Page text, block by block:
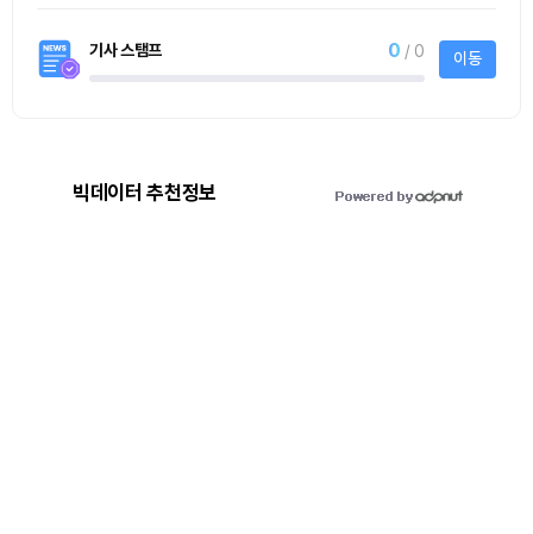
기사 스탬프 0 / 0 이동
빅데이터 추천정보